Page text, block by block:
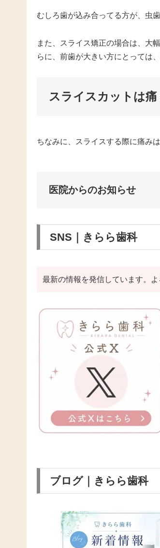
むしろ歯が込み合ってる方が、虫
また、スライス矯正の場合は、大
らに、前歯が大きい方にとっては
スライスカットは
ちなみに、スライスする際に痛み
医院からのお知らせ
SNS｜きらら歯科
最新の情報を発信しています。
ブログ｜きらら歯科